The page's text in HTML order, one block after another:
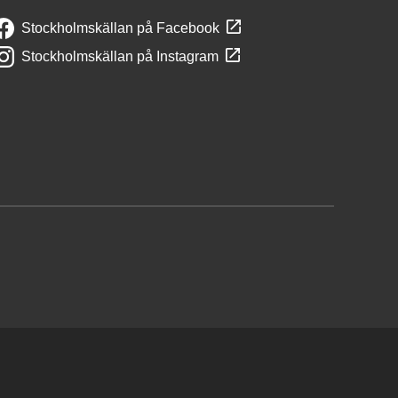
Stockholmskällan på Facebook
Stockholmskällan på Instagram